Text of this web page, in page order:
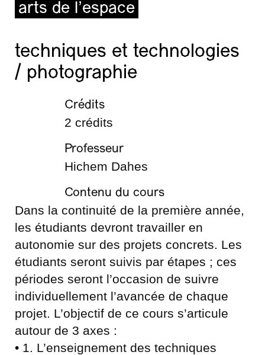
arts de l’espace
techniques et technologies
/ photographie
Crédits
2 crédits
Professeur
Hichem Dahes
Contenu du cours
Dans la continuité de la première année,
les étudiants devront travailler en
autonomie sur des projets concrets. Les
étudiants seront suivis par étapes ; ces
périodes seront l’occasion de suivre
individuellement l’avancée de chaque
projet. L’objectif de ce cours s’articule
autour de 3 axes :
• 1. L’enseignement des techniques